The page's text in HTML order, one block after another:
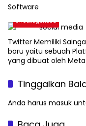
Software
Uncategorized
Twitter Memiliki
baru yaitu sebuah
yang dibuat oleh Meta
Tinggalkan
Anda harus masuk